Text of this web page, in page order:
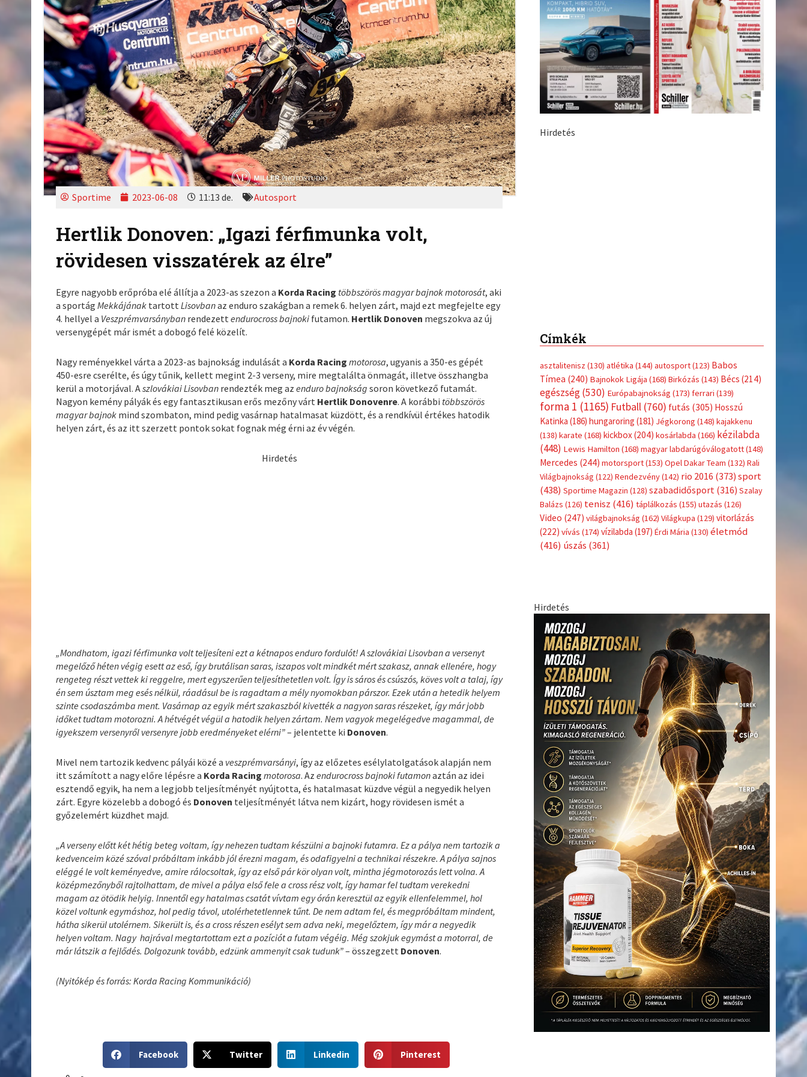
Sportime 2023-06-08 11:13 de. Autosport
Hertlik Donoven: „Igazi férfimunka volt,
rövidesen visszatérek az élre”
Egyre nagyobb erőpróba elé állítja a 2023-as szezon a Korda Racing többszörös magyar bajnok motorosát, aki
a sportágMekkájának tartottLisovbanaz enduro szakágban a remek 6. helyen zárt, majd ezt megfejelte egy
4. hellyel a Veszprémvarsányban rendezettendurocross bajnoki futamon. Hertlik Donoven megszokva az új
versenygépét már ismét a dobogó felé közelít.
Nagy reményekkel várta a 2023-as bajnokság indulását a Korda Racing motorosa, ugyanis a 350-es gépét
450-esre cserélte, és úgy tűnik, kellett megint 2-3 verseny, mire megtalálta önmagát, illetve összhangba
kerül a motorjával. Aszlovákiai Lisovban rendezték meg azenduro bajnokság soron következő futamát.
Nagyon kemény pályák és egy fantasztikusan erős mezőny várt Hertlik Donovenre. A korábbi többszörös
magyar bajnok mind szombaton, mind pedig vasárnap hatalmasat küzdött, és a rendkívül értékes hatodik
helyen zárt, és az itt szerzett pontok sokat fognak még érni az év végén.
Hirdetés
„Mondhatom, igazi férfimunka volt teljesíteni ezt a kétnapos enduro fordulót! A szlovákiai Lisovban a versenyt
megelőző héten végig esett az eső, így brutálisan saras, iszapos volt mindkét mért szakasz, annak ellenére, hogy
rengeteg részt vettek ki reggelre, mert egyszerűen teljesíthetetlen volt. Így is sáros és csúszós, köves volt a talaj, így
én sem úsztam meg esés nélkül, ráadásul be is ragadtam a mély nyomokban párszor. Ezek után a hetedik helyem
szinte csodaszámba ment. Vasárnap az egyik mért szakaszból kivették a nagyon saras részeket, így már jobb
időket tudtam motorozni. A hétvégét végül a hatodik helyen zártam. Nem vagyok megelégedve magammal, de
igyekszem versenyről versenyre jobb eredményeket elérni”– jelentette ki Donoven.
Mivel nem tartozik kedvenc pályái közé a veszprémvarsányi, így az előzetes esélylatolgatások alapján nem
itt számított a nagy előre lépésre a Korda Racing motorosa. Azendurocross bajnoki futamonaztán az idei
esztendő egyik, ha nem a legjobb teljesítményét nyújtotta, és hatalmasat küzdve végül a negyedik helyen
zárt. Egyre közelebb a dobogó és Donoven teljesítményét látva nem kizárt, hogy rövidesen ismét a
győzelemért küzdhet majd.
„A verseny előtt két hétig beteg voltam, így nehezen tudtam készülni a bajnoki futamra. Ez a pálya nem tartozik a
kedvenceim közé szóval próbáltam inkább jól érezni magam, és odafigyelni a technikai részekre. A pálya sajnos
eléggé le volt keményedve, amire rálocsoltak, így az első pár kör olyan volt, mintha jégmotorozás lett volna. A
középmezőnyből rajtolhattam, de mivel a pálya első fele a cross rész volt, így hamar fel tudtam verekedni
magam az ötödik helyig. Innentől egy hatalmas csatát vívtam egy órán keresztül az egyik ellenfelemmel, hol
közel voltunk egymáshoz, hol pedig távol, utolérhetetlennek tűnt. De nem adtam fel, és megpróbáltam mindent,
hátha sikerül utolérnem. Sikerült is, és a cross részen esélyt sem adva neki, megelőztem, így már a negyedik
helyen voltam. Nagy hajrával megtartottam ezt a pozíciót a futam végéig. Még szokjuk egymást a motorral, de
már látszik a fejlődés. Dolgozunk tovább, edzünk ammenyit csak tudunk”– összegzett Donoven.
(Nyitókép és forrás: Korda Racing Kommunikáció)
h
Facebook
h
Twitter
h
Linkedin
h
Pinterest
Hirdetés
Címkék
asztalitenisz(130) autosport(123)Babos
Tímea(240)Bajnokok Ligája (168)Birkózás(143)Bécs(214)
egészség(530) Európabajnokság(173)ferrari(139)
forma 1(1165) (760)futás(305)
Hosszú
Katinka(186)hungaroring (181)Jégkorong(148)
kajakkenu
(138)karate(168)kickbox(204) kosárlabda(166)kézilabda
(448)Lewis Hamilton(168)magyar labdarúgóválogatott(148)
Mercedes(244)motorsport(153)Opel Dakar Team(132)Rali
Világbajnokság(122)Rendezvény(142)rio 2016(373)sport
(438)Sportime Magazin (128)szabadidősport (316)Szalay
Balázs
(126)tenisz(416)táplálkozás(155)utazás(126)
Video (247)világbajnokság(162) Világkupa(129)vitorlázás
(222)
vívás(174)vízilabda(197) Érdi Mária(130)életmód
(416)úszás(361)
Hirdetés